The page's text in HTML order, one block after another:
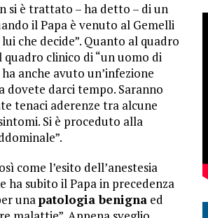
si è trattato – ha detto – di un
il Papa è venuto al Gemelli
che decide”. Quanto al quadro
clinico di “un uomo di
anche avuto un’infezione
dovete darci tempo. Saranno
tenaci aderenze tra alcune
Si è proceduto alla
come l’esito dell’anestesia
ha subito il Papa in precedenza
unapatologia benigna ed